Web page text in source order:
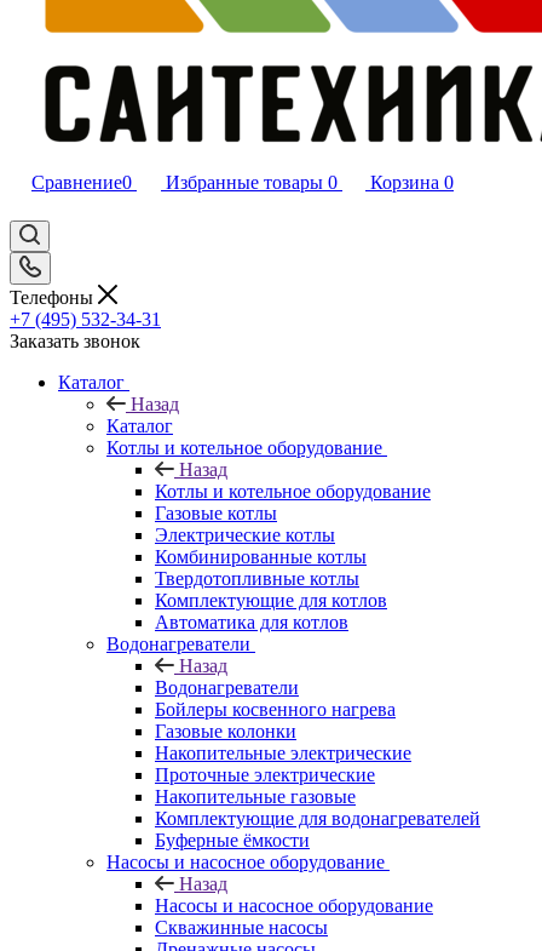
Сравнение0 Избранные товары 0 Корзина 0
Телефоны
+7 (495) 532‑34‑31
Заказать звонок
Каталог
Назад
Каталог
Котлы и котельное оборудование
Назад
Котлы и котельное оборудование
Газовые котлы
Электрические котлы
Комбинированные котлы
Твердотопливные котлы
Комплектующие для котлов
Автоматика для котлов
Водонагреватели
Назад
Водонагреватели
Бойлеры косвенного нагрева
Газовые колонки
Накопительные электрические
Проточные электрические
Накопительные газовые
Комплектующие для водонагревателей
Буферные ёмкости
Насосы и насосное оборудование
Назад
Насосы и насосное оборудование
Скважинные насосы